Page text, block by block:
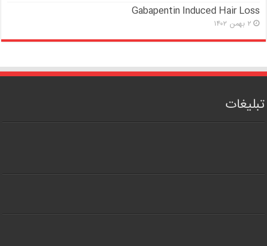
Gabapentin Induced Hair Loss
۲ بهمن ۱۴۰۲
تبلیغات